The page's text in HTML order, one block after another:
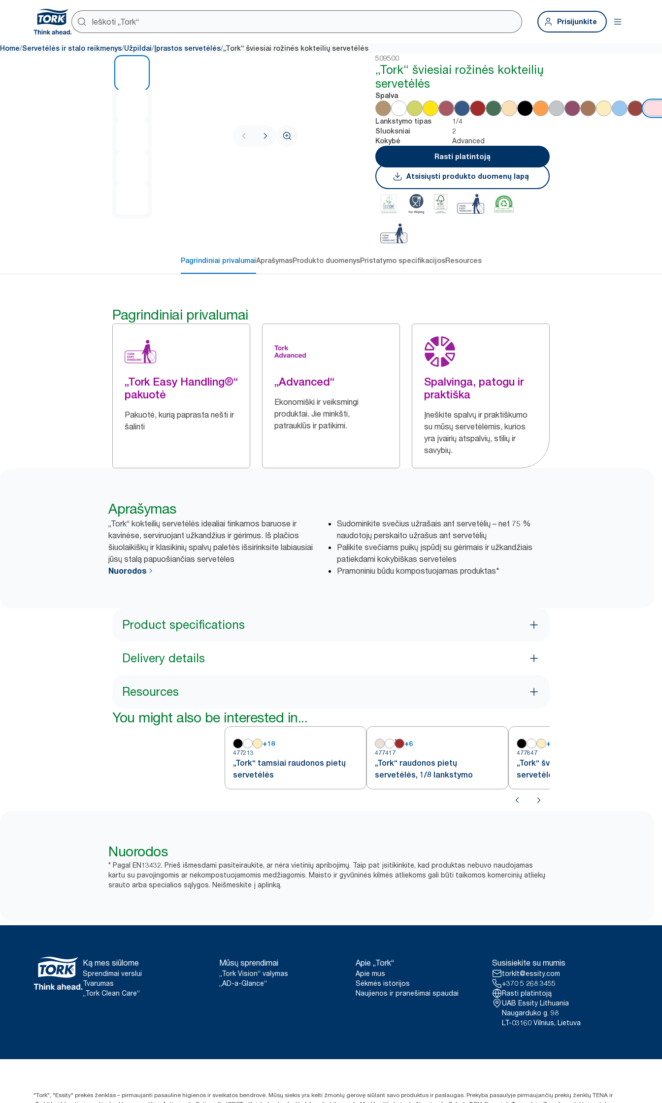
Prisijunkite
Home/Servetėlės ir stalo reikmenys/Užpildai/ Įprastos servetėlės/„Tork“ šviesiai rožinės kokteilių servetėlės
509500
„Tork“ šviesiai rožinės kokteilių
servetėlės
Spalva
Lankstymo tipas 1/4
Sluoksniai 2
Kokybė
Advanced
Rasti platintoją
Atsisiųsti produkto duomenų lapą
Pagrindiniai privalumaiAprašymasProdukto duomenysPristatymo specifikacijosResources
Pagrindiniai privalumai
„Tork Easy Handling®“
pakuotė
Pakuotė, kurią paprasta nešti ir
šalinti
„Advanced“
Ekonomiški ir veiksmingi
produktai. Jie minkšti,
patrauklūs ir patikimi.
Spalvinga, patogu ir
praktiška
Įneškite spalvų ir praktiškumo
su mūsų servetėlėmis, kurios
yra įvairių atspalvių, stilių ir
savybių.
Aprašymas
„Tork“ kokteilių servetėlės idealiai tinkamos baruose ir
kavinėse, serviruojant užkandžius ir gėrimus. Iš plačios
šiuolaikiškų ir klasikinių spalvų paletės išsirinksite labiausiai
jūsų stalą papuošiančias servetėles
Nuorodos
Sudominkite svečius užrašais ant servetėlių – net 75 %
naudotojų perskaito užrašus ant servetėlių
Palikite svečiams puikų įspūdį su gėrimais ir užkandžiais
patiekdami kokybiškas servetėles
Pramoniniu būdu kompostuojamas produktas*
Product specifications
Delivery details
Resources
You might also be interested in...
+18
477213
„Tork“ tamsiai raudonos pietų
servetėlės
+6
477417
„Tork“ raudonos pietų
servetėlės, 1/8 lankstymo
+
477847
„Tork“ šviesiai rožinės pietų
servetėlės
Nuorodos
* Pagal EN13432. Prieš išmesdami pasiteiraukite, ar nėra vietinių apribojimų. Taip pat įsitikinkite, kad produktas nebuvo naudojamas
kartu su pavojingomis ar nekompostuojamomis medžiagomis. Maisto ir gyvūninės kilmės atliekoms gali būti taikomos komercinių atliekų
srauto arba specialios sąlygos. Neišmeskite į aplinką.​
Ką mes siūlome
Sprendimai verslui
Tvarumas
„Tork Clean Care“
Mūsų sprendimai
„Tork Vision“ valymas
„AD-a-Glance“
Apie „Tork“
Apie mus
Sėkmės istorijos
Naujienos ir pranešimai spaudai
Susisiekite su mumis
torklt@essity.com
+370 5 268 3455
Rasti platintoją
UAB Essity Lithuania
Naugarduko g. 98
LT-03160 Vilnius, Lietuva
"Tork", "Essity" prekės ženklas – pirmaujanti pasaulinė higienos ir sveikatos bendrovė. Mūsų siekis yra kelti žmonių gerovę siūlant savo produktus ir paslaugas. Prekyba pasaulyje pirmaujančių prekių ženklų TENA ir